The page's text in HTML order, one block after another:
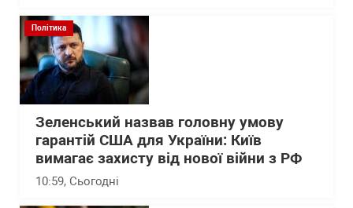
Політика
Зеленський назвав головну умову
гарантій США для України: Київ
вимагає захисту від нової війни з РФ
10:59, Сьогодні